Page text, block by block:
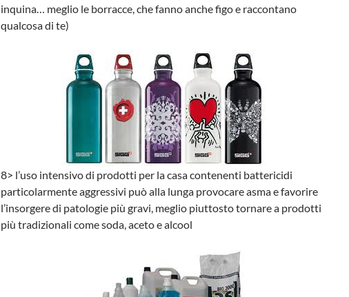
inquina… meglio le borracce, che fanno anche figo e raccontano
qualcosa di te)
8> l’uso intensivo di prodotti per la casa contenenti battericidi
particolarmente aggressivi può alla lunga provocare asma e favorire
l’insorgere di patologie più gravi, meglio piuttosto tornare a prodotti
più tradizionali come soda, aceto e alcool